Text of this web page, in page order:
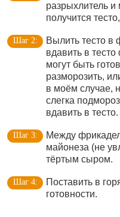
разрыхлитель
получится
Вылить тесто в
вдавить в
могут быть
разморозить,
в моём случае,
слегка
вдавить в тесто.
Между
майонеза (не
тёртым сыром.
Поставить в
готовности.